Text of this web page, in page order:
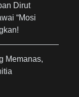
Dirut
“Mosi
Memanas,